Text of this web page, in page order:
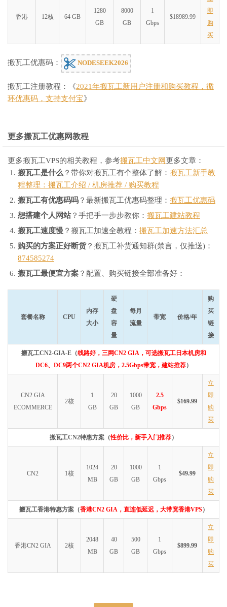
香港 12核 64 GB
1280
GB
8000
GB
1
Gbps
$18989.99
即
购
买
搬瓦工优惠码： NODESEEK2026
搬瓦工注册教程：《2021年搬瓦工新用户注册和购买教程，循
环优惠码，支持支付宝》
更多搬瓦工优惠网教程
更多搬瓦工VPS的相关教程，参考搬瓦工中文网 更多文章：
搬瓦工是什么 ？带你对搬瓦工有个整体了解： 搬瓦工新手教
程整理：搬瓦工介绍 / 机房推荐 / 购买教程
搬瓦工有优惠码吗 ？最新搬瓦工优惠码整理： 搬瓦工优惠码
想搭建个人网站？手把手一步步教你： 搬瓦工建站教程
搬瓦工速度慢 ？搬瓦工加速全教程： 搬瓦工加速方法汇总
购买的方案正好断货？搬瓦工补货通知群(禁言，仅推送)：
874585274
搬瓦工最便宜方案 ？配置、购买链接全部准备好：
套餐名称 CPU
内存
大小
硬
盘
容
量
每月
流量
带宽 价格/年
购
买
链
接
搬瓦工CN2-GIA-E（线路好，三网CN2 GIA，可选搬瓦工日本机房和
DC6、DC9两个CN2 GIA机房，2.5Gbps带宽，建站推荐）
CN2 GIA
ECOMMERCE
2核
1
GB
20
GB
1000
GB
2.5
Gbps
$169.99
立
即
购
买
搬瓦工CN2特惠方案（性价比，新手入门推荐）
CN2 1核
1024
MB
20
GB
1000
GB
1
Gbps
$49.99
立
即
购
买
搬瓦工香港特惠方案（香港CN2 GIA，直连低延迟，大带宽香港VPS）
香港CN2 GIA 2核
2048
MB
40
GB
500
GB
1
Gbps
$899.99
立
即
购
买